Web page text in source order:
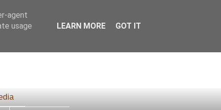
agent
usage
LEARN MORE GOT IT